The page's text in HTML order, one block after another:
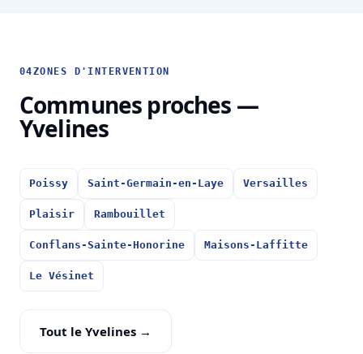
04ZONES D'INTERVENTION
Communes proches —
Yvelines
Poissy Saint-Germain-en-Laye Versailles
Plaisir Rambouillet
Conflans-Sainte-Honorine Maisons-Laffitte
Le Vésinet
Tout le Yvelines →